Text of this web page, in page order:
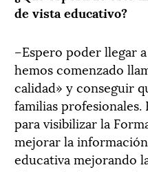
de vista educativo?
–Espero poder llegar
hemos comenzado
calidad» y conseguir
familias
para visibilizar la
mejorar la
educativa mejorando